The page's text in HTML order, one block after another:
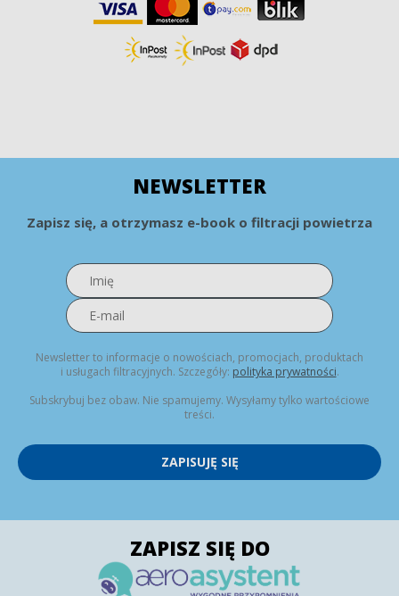
NEWSLETTER
Zapisz się, a otrzymasz e-book o filtracji powietrza
Newsletter to informacje o nowościach, promocjach, produktach
i usługach filtracyjnych. Szczegóły: polityka prywatności.
Subskrybuj bez obaw. Nie spamujemy. Wysyłamy tylko wartościowe
treści.
ZAPISUJĘ SIĘ
ZAPISZ SIĘ DO